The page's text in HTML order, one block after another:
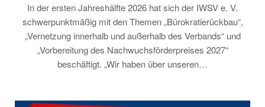
In der ersten Jahreshälfte 2026 hat sich der IWSV e. V.
schwerpunktmäßig mit den Themen „Bürokratierückbau“,
„Vernetzung innerhalb und außerhalb des Verbands“ und
„Vorbereitung des Nachwuchsförderpreises 2027“
beschäftigt. „Wir haben über unseren…